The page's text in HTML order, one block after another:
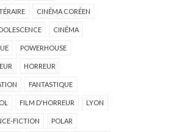
CINÉMA CORÉEN
CINÉMA
POWERHOUSE
HORREUR
FANTASTIQUE
FILM D'HORREUR LYON
FICTION POLAR